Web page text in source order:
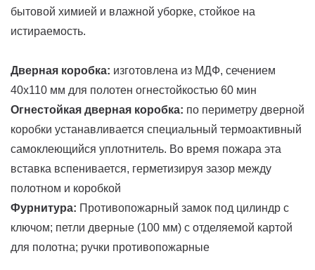
бытовой химией и влажной уборке, стойкое на
истираемость.
Дверная коробка: изготовлена из МДФ, сечением
40х110 мм для полотен огнестойкостью 60 мин
Огнестойкая дверная коробка: по периметру дверной
коробки устанавливается специальный термоактивный
самоклеющийся уплотнитель. Во время пожара эта
вставка вспенивается, герметизируя зазор между
полотном и коробкой
Фурнитура: Противопожарный замок под цилиндр с
ключом; петли дверные (100 мм) с отделяемой картой
для полотна; ручки противопожарные